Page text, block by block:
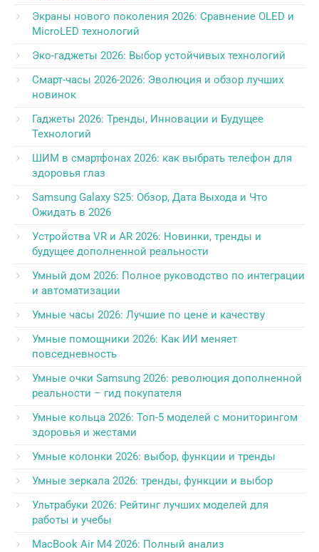
Экраны нового поколения 2026: Сравнение OLED и
MicroLED технологий
Эко-гаджеты 2026: Выбор устойчивых технологий
Смарт-часы 2026-2026: Эволюция и обзор лучших
новинок
Гаджеты 2026: Тренды, Инновации и Будущее
Технологий
ШИМ в смартфонах 2026: как выбрать телефон для
здоровья глаз
Samsung Galaxy S25: Обзор, Дата Выхода и Что
Ожидать в 2026
Устройства VR и AR 2026: Новинки, тренды и
будущее дополненной реальности
Умный дом 2026: Полное руководство по интеграции
и автоматизации
Умные часы 2026: Лучшие по цене и качеству
Умные помощники 2026: Как ИИ меняет
повседневность
Умные очки Samsung 2026: революция дополненной
реальности – гид покупателя
Умные кольца 2026: Топ-5 моделей с мониторингом
здоровья и жестами
Умные колонки 2026: выбор, функции и тренды
Умные зеркала 2026: тренды, функции и выбор
Ультрабуки 2026: Рейтинг лучших моделей для
работы и учебы
MacBook Air M4 2026: Полный анализ